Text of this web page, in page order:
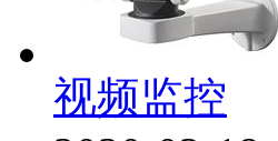
视频监控